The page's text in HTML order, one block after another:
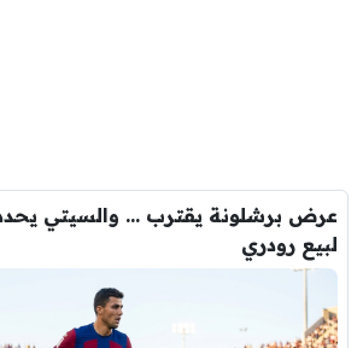
عرض برشلونة يقترب … والسيتي يحدد
لبيع رودري